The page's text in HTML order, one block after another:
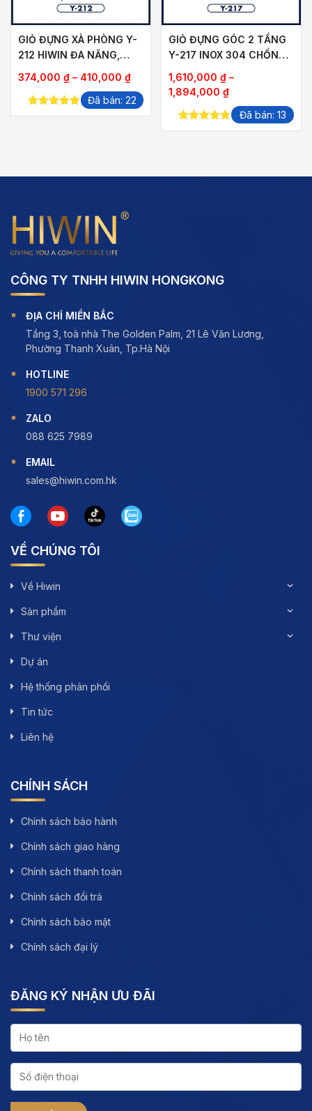
GIỎ ĐỰNG XÀ PHÒNG Y-
212 HIWIN ĐA NĂNG,
374,000 ₫ – 410,000 ₫Khoảng
giá:
từ
374,000 ₫
5.00out of
Đã bán: 22
GIỎ ĐỰNG GÓC 2 TẦNG
Y-217 INOX 304 CHỐNG
1,610,000 ₫ –
1,894,000 ₫Khoảng
giá:
từ
5.00out of
Đã bán: 13
CÔNG TY TNHH HIWIN HONGKONG
ĐỊA CHỈ MIỀN BẮC
Tầng 3, toà nhà The Golden Palm, 21 Lê Văn Lương,
Phường Thanh Xuân, Tp.Hà Nội
HOTLINE
1900 571 296
ZALO
088 625 7989
EMAIL
sales@hiwin.com.hk
VỀ CHÚNG TÔI
Về Hiwin
Sản phẩm
Thư viện
Dự án
Hệ thống phân phối
Tin tức
Liên hệ
CHÍNH SÁCH
Chính sách bảo hành
Chính sách giao hàng
Chính sách thanh toán
Chính sách đổi trả
Chính sách bảo mật
Chính sách đại lý
ĐĂNG KÝ NHẬN ƯU ĐÃI